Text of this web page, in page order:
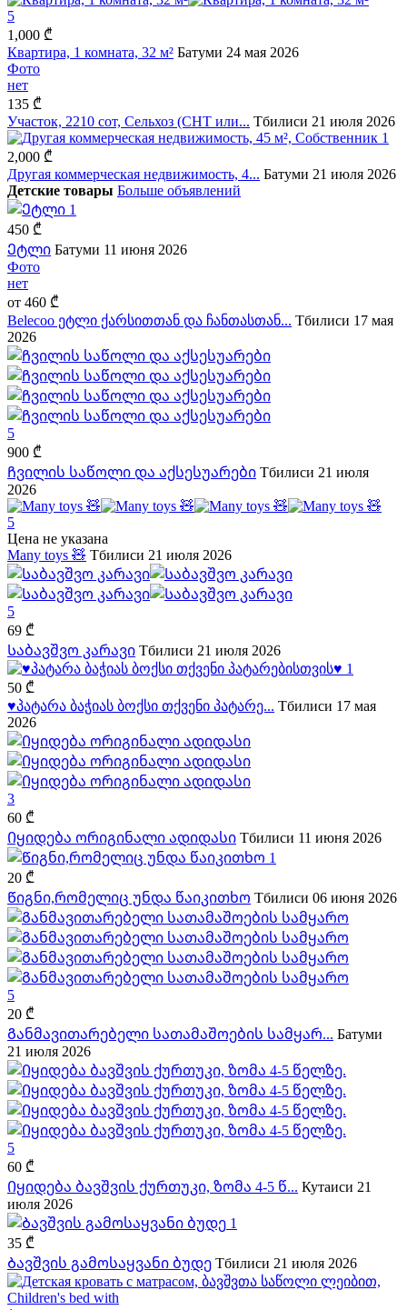
5
1,000 ₾
Квартира, 1 комната, 32 м² Батуми 24 мая 2026
Фото
нет
135 ₾
Участок, 2210 сот, Сельхоз (СНТ или... Тбилиси 21 июля 2026
1
2,000 ₾
Другая коммерческая недвижимость, 4... Батуми 21 июля 2026
Детские товары Больше объявлений
1
450 ₾
Ეტლი Батуми 11 июня 2026
Фото
нет
от 460 ₾
Belecoo ეტლი ქარსითთან და ჩანთასთან... Тбилиси 17 мая
2026
5
900 ₾
Ჩვილის საწოლი და აქსესუარები Тбилиси 21 июля
2026
5
Цена не указана
Many toys 🧸 Тбилиси 21 июля 2026
5
69 ₾
Საბავშვო კარავი Тбилиси 21 июля 2026
1
50 ₾
♥️პატარა ბაჭიას ბოქსი თქვენი პატარე... Тбилиси 17 мая
2026
3
60 ₾
Იყიდება ორიგინალი ადიდასი Тбилиси 11 июня 2026
1
20 ₾
Წიგნი,რომელიც უნდა წაიკითხო Тбилиси 06 июня 2026
5
20 ₾
Განმავითარებელი სათამაშოების სამყარ... Батуми
21 июля 2026
5
60 ₾
Იყიდება ბავშვის ქურთუკი, ზომა 4-5 წ... Кутаиси 21
июля 2026
1
35 ₾
Ბავშვის გამოსაყვანი ბუდე Тбилиси 21 июля 2026